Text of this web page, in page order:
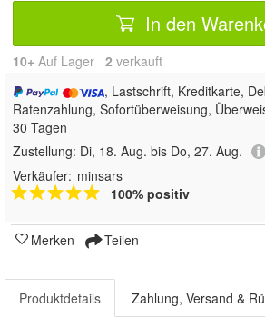
In den
10+ Auf Lager 2 verkauft
, Lastschrift, Kreditkarte,
Ratenzahlung, Sofortüberweisung,
30 Tagen
Zustellung: Di, 18. Aug. bis Do, 27. Aug.
Verkäufer: minsars
100% positiv
Merken Teilen
Produktdetails Zahlung, Versand &